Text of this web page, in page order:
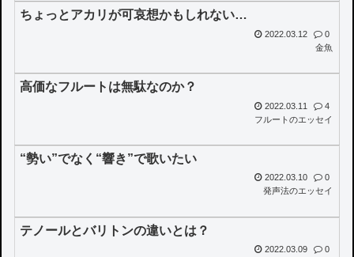
ちょっとアカリが可哀想かもしれない…
2022.03.12
0
金魚
高価なフルートは無駄なのか？
2022.03.11
4
フルートのエッセイ
“勢い”でなく“響き”で歌いたい
2022.03.10
0
発声法のエッセイ
テノールとバリトンの違いとは？
2022.03.09
0